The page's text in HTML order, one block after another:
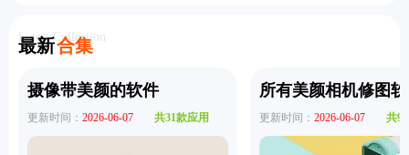
版
最新合集
Latest Collection
摄像带美颜的软件
更新时间： 2026-06-07 共31款应用
所有美颜相机修图
更新时间： 2026-06-07 共